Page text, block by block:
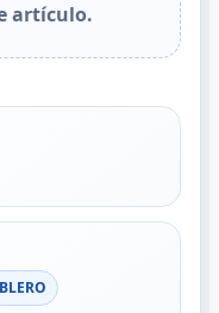
artículo.